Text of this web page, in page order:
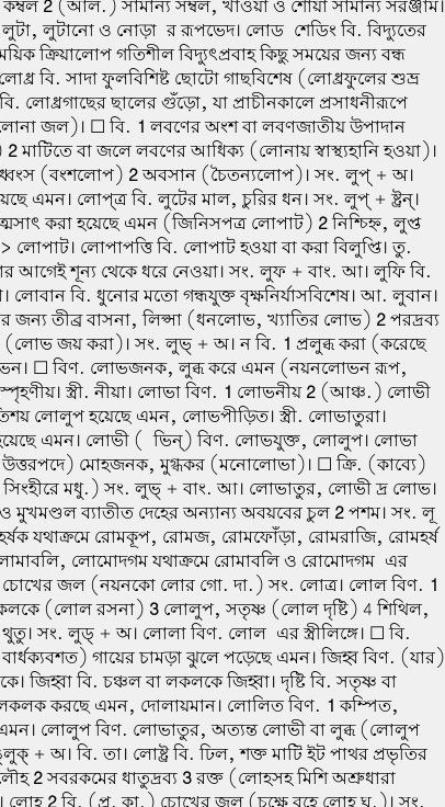
2(আল.) সামান্য সম্বল, খাওয়া ও শোয়া সামান্য সরঞ্জাম।
লুটানো ও নোড়া-র রূপভেদ। লোড-শেডিং বি. বিদ্যুতের
ক্রিয়ালোপ গতিশীল বিদ্যুৎপ্রবাহ কিছু সময়ের জন্য বন্ধ
বি. সাদা ফুলবিশিষ্ট ছোটো গাছবিশেষ (লোধ্রফুলের শুভ্র
লোধ্রগাছের ছালের গুঁড়ো, যা প্রাচীনকালে প্রসাধনীরূপে
জল)। ☐ বি. 1 লবণের অংশ বা লবণজাতীয় উপাদান
2মাটিতে বা জলে লবণের আধিক্য (লোনায় স্বাস্থ্যহানি হওয়া)।
(বংশলোপ) 2অবসান (চৈতন্যলোপ)। সং. লুপ্ + অ।
এমন। লোপ্ত্র বি. লুটের মাল, চুরির ধন। সং. লুপ্ + ষ্ট্রন্।
করা হয়েছে এমন (জিনিসপত্র লোপাট) 2নিশ্চিহ্ন, লুপ্ত
লোপাপত্তি বি. লোপাট হওয়া বা করা বিলুপ্তি। তু.
আগেই শূন্য থেকে ধরে নেওয়া। সং. লুফ + বাং. আ। লুফি বি.
লোবান বি. ধুনোর মতো গন্ধযুক্ত বৃক্ষনির্যাসবিশেষ। আ. লুবান।
জন্য তীব্র বাসনা, লিপ্সা (ধনলোভ, খ্যাতির লোভ) 2পরদ্রব্য
(লোভ জয় করা)। সং. লুভ্ + অ। ন বি. 1 প্রলুব্ধ করা (করেছে
☐ বিণ. লোভজনক, লুব্ধ করে এমন (নয়নলোভন রূপ,
স্ত্রী. নীয়া। লোভা বিণ. 1 লোভনীয়2(আঞ্চ.) লোভী
লোলুপ হয়েছে এমন, লোভপীড়িত। স্ত্রী. লোভাতুরা।
এমন। লোভী (-ভিন্) বিণ. লোভযুক্ত, লোলুপ। লোভা
মোহজনক, মুগ্ধকর (মনোলোভা)। ☐ ক্রি. (কাব্যে)
মধু.) সং. লুভ্ + বাং. আ। লোভাতুর, লোভী দ্র লোভ।
মুখমণ্ডল ব্যাতীত দেহের অন্যান্য অবয়বের চুল 2পশম। সং. লূ
যথাক্রমে রোমকূপ, রোমজ, রোমফোঁড়া, রোমরাজি, রোমহর্ষ
লোমোদগম যথাক্রমে রোমাবলি ও রোমোদগম-এর
জল (নয়নকো লোর গো. দা.) সং. লোত্র। লোল বিণ. 1
(লোল রসনা) 3লোলুপ, সতৃষ্ণ (লোল দৃষ্টি) 4 শিথিল,
সং. লুড্ + অ। লোলা বিণ. লোল-এর স্ত্রীলিঙ্গে। ☐ বি.
বার্ধক্যবশত) গায়ের চামড়া ঝুলে পড়েছে এমন। জিহ্ব বিণ. (যার)
জিহ্বা বি. চঞ্চল বা লকলকে জিহ্বা। দৃষ্টি বি. সতৃষ্ণ বা
করছে এমন, দোলায়মান। লোলিত বিণ. 1 কম্পিত,
লোলুপ বিণ. লোভাতুর, অত্যন্ত লোভী বা লুব্ধ (লোলুপ
অ। বি. তা। লোষ্ট্র বি. ঢিল, শক্ত মাটি ইট পাথর প্রভৃতির
2সবরকমের ধাতুদ্রব্য 3রক্ত (লোহসহ মিশি অশ্রুধারা